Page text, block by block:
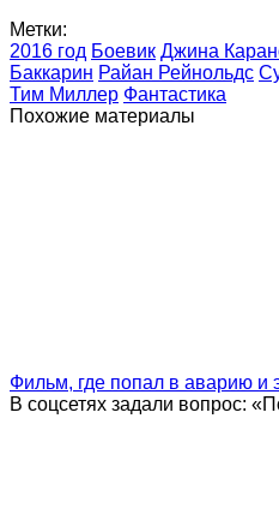
Метки:
2016 год Боевик Джина
Баккарин Райан Рейнольдс
Тим Миллер Фантастика
Похожие материалы
Фильм, где попал в аварию и
В соцсетях задали вопрос: